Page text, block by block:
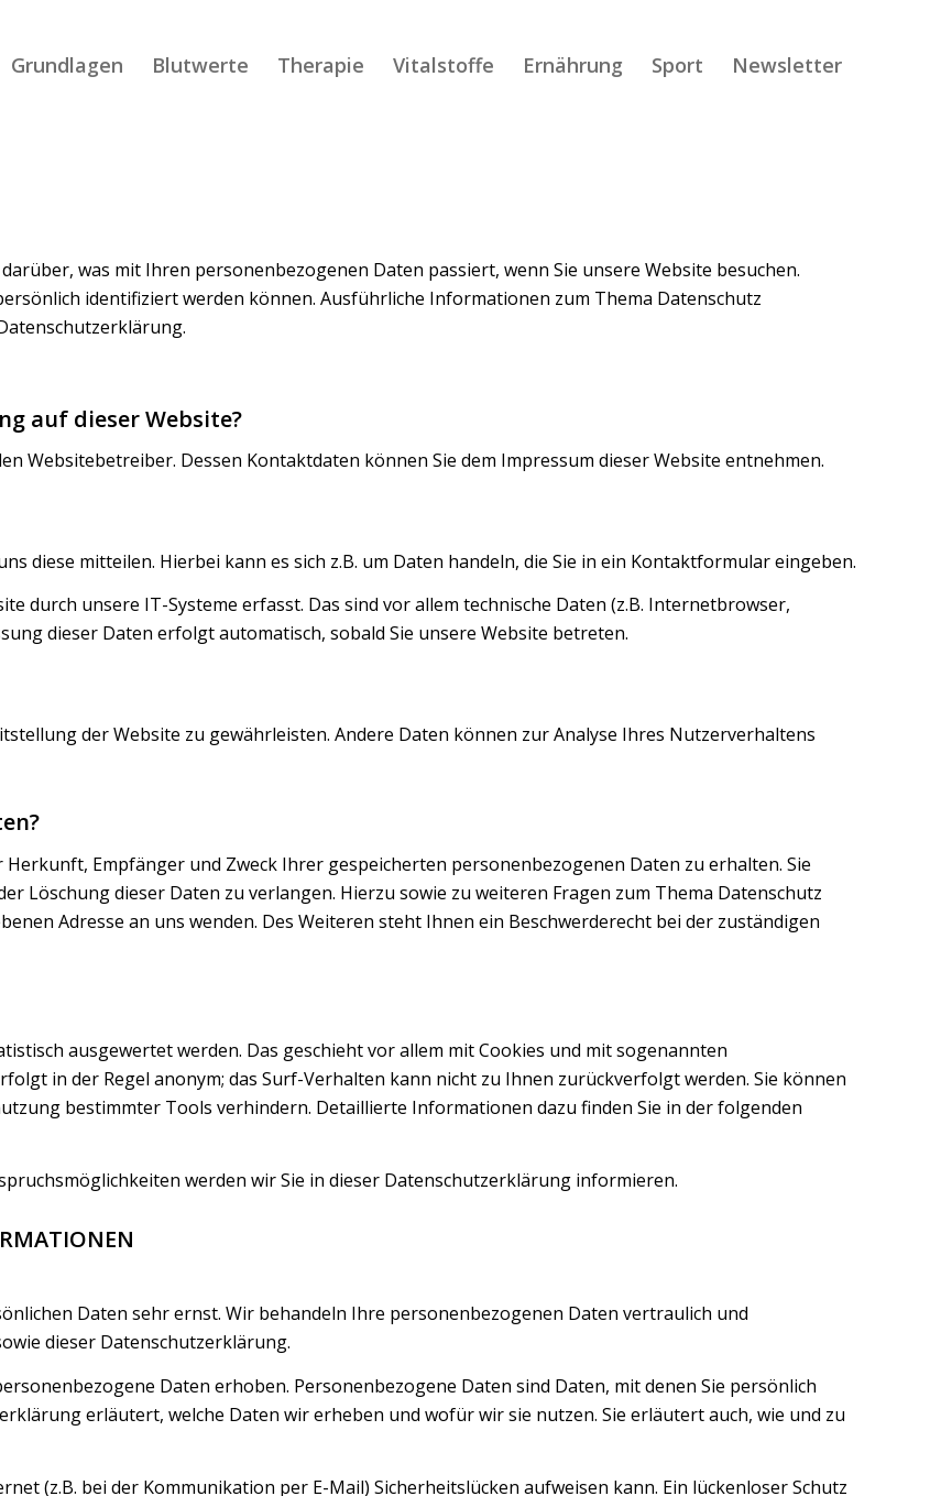
Grundlagen Blutwerte Therapie Vitalstoffe Ernährung Sport Newsletter
was mit Ihren personenbezogenen Daten passiert, wenn Sie unsere Website besuchen.
identifiziert werden können. Ausführliche Informationen zum Thema Datenschutz
auf dieser Website?
Websitebetreiber. Dessen Kontaktdaten können Sie dem Impressum dieser Website entnehmen.
diese mitteilen. Hierbei kann es sich z.B. um Daten handeln, die Sie in ein Kontaktformular eingeben.
durch unsere IT-Systeme erfasst. Das sind vor allem technische Daten (z.B. Internetbrowser,
dieser Daten erfolgt automatisch, sobald Sie unsere Website betreten.
der Website zu gewährleisten. Andere Daten können zur Analyse Ihres Nutzerverhaltens
Empfänger und Zweck Ihrer gespeicherten personenbezogenen Daten zu erhalten. Sie
Löschung dieser Daten zu verlangen. Hierzu sowie zu weiteren Fragen zum Thema Datenschutz
Adresse an uns wenden. Des Weiteren steht Ihnen ein Beschwerderecht bei der zuständigen
ausgewertet werden. Das geschieht vor allem mit Cookies und mit sogenannten
in der Regel anonym; das Surf-Verhalten kann nicht zu Ihnen zurückverfolgt werden. Sie können
bestimmter Tools verhindern. Detaillierte Informationen dazu finden Sie in der folgenden
werden wir Sie in dieser Datenschutzerklärung informieren.
Daten sehr ernst. Wir behandeln Ihre personenbezogenen Daten vertraulich und
dieser Datenschutzerklärung.
Daten erhoben. Personenbezogene Daten sind Daten, mit denen Sie persönlich
erläutert, welche Daten wir erheben und wofür wir sie nutzen. Sie erläutert auch, wie und zu
(z.B. bei der Kommunikation per E-Mail) Sicherheitslücken aufweisen kann. Ein lückenloser Schutz